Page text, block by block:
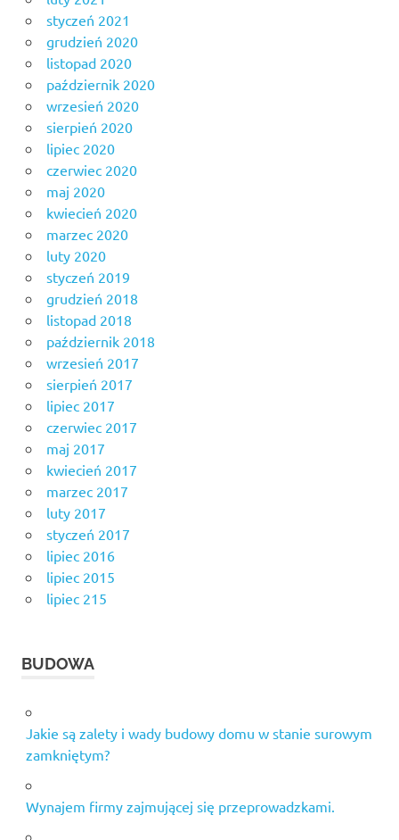
styczeń 2021
grudzień 2020
listopad 2020
październik 2020
wrzesień 2020
sierpień 2020
lipiec 2020
czerwiec 2020
maj 2020
kwiecień 2020
marzec 2020
luty 2020
styczeń 2019
grudzień 2018
listopad 2018
październik 2018
wrzesień 2017
sierpień 2017
lipiec 2017
czerwiec 2017
maj 2017
kwiecień 2017
marzec 2017
luty 2017
styczeń 2017
lipiec 2016
lipiec 2015
lipiec 215
BUDOWA
Jakie są zalety i wady budowy domu w stanie surowym
zamkniętym?
Wynajem firmy zajmującej się przeprowadzkami.